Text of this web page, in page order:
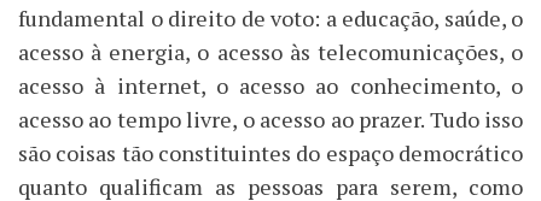
fundamental o direito de voto: a educação, saúde, o
acesso à energia, o acesso às telecomunicações, o
acesso à internet, o acesso ao conhecimento, o
acesso ao tempo livre, o acesso ao prazer. Tudo isso
são coisas tão constituintes do espaço democrático
quanto qualificam as pessoas para serem, como